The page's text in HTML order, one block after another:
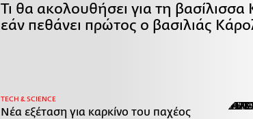
Τι θα ακολουθήσει για τη βασίλισσα
εάν πεθάνει πρώτος ο βασιλιάς
ΤECH & SCIENCE
Νέα εξέταση για καρκίνο του παχέος